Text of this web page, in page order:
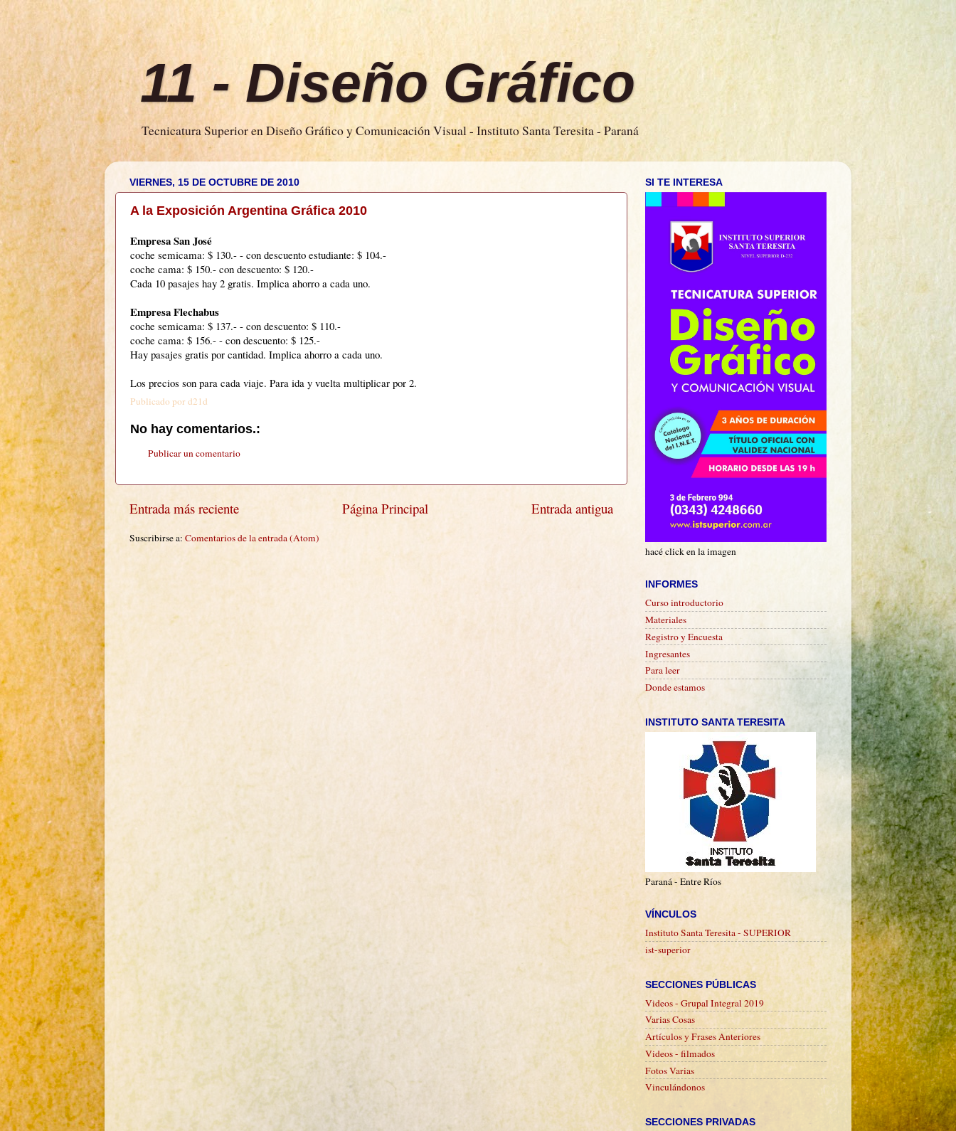
11 - Diseño Gráfico
Tecnicatura Superior en Diseño Gráfico y Comunicación Visual - Instituto Santa Teresita - Paraná
VIERNES, 15 DE OCTUBRE DE 2010
A la Exposición Argentina Gráfica 2010
Empresa San José
coche semicama: $ 130.- - con descuento estudiante: $ 104.-
coche cama: $ 150.- con descuento: $ 120.-
Cada 10 pasajes hay 2 gratis. Implica ahorro a cada uno.
Empresa Flechabus
coche semicama: $ 137.- - con descuento: $ 110.-
coche cama: $ 156.- - con descuento: $ 125.-
Hay pasajes gratis por cantidad. Implica ahorro a cada uno.
Los precios son para cada viaje. Para ida y vuelta multiplicar por 2.
Publicado pord21d
No hay comentarios.:
Publicar un comentario
Entrada más reciente Entrada antigua
Página Principal
Suscribirse a: Comentarios de la entrada (Atom)
SI TE INTERESA
hacé click en la imagen
INFORMES
Curso introductorio
Materiales
Registro y Encuesta
Ingresantes
Para leer
Donde estamos
INSTITUTO SANTA TERESITA
Paraná - Entre Ríos
VÍNCULOS
Instituto Santa Teresita - SUPERIOR
ist-superior
SECCIONES PÚBLICAS
Videos - Grupal Integral 2019
Varias Cosas
Artículos y Frases Anteriores
Videos - filmados
Fotos Varias
Vinculándonos
SECCIONES PRIVADAS